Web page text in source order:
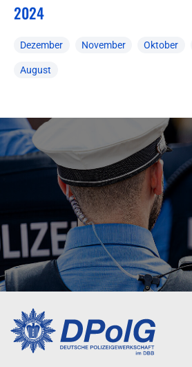
2024
Dezember November Oktober
August